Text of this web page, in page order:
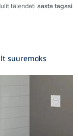
täiendati aasta tagasi
suuremaks